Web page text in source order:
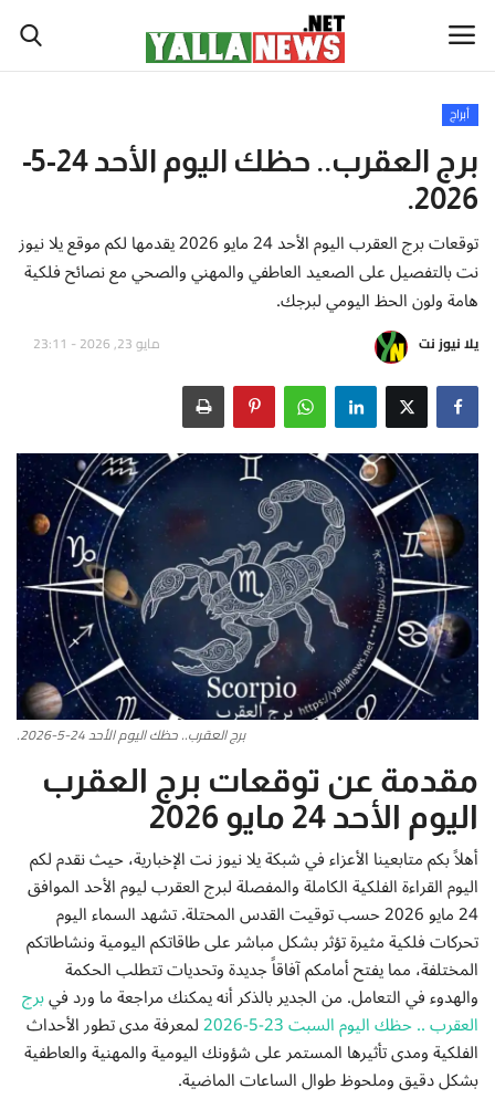
أخبار العالم
أخبار الوطن العربي
سياسة واقتصاد
رياضة
تكنولوجيا وعلوم
صحة ولياقة
أطباق من المطابخ العربية
سياحة وسفر
منوعات عامة
جاليري الفن التشكيلي
من نحن
سياسة الخصوصية
البنود والشروط
رئيس التحرير
إتصل بنا
أبراج
برج العقرب.. حظك اليوم الأحد 24-5-
2026.
توقعات برج العقرب اليوم الأحد 24 مايو 2026 يقدمها لكم موقع يلا نيوز
نت بالتفصيل على الصعيد العاطفي والمهني والصحي مع نصائح فلكية
هامة ولون الحظ اليومي لبرجك.
يلا نيوز نت مايو 23, 2026 - 23:11
برج العقرب.. حظك اليوم الأحد 24-5-2026.
مقدمة عن توقعات برج العقرب
اليوم الأحد 24 مايو 2026
أهلاً بكم متابعينا الأعزاء في شبكة يلا نيوز نت الإخبارية، حيث نقدم لكم
اليوم القراءة الفلكية الكاملة والمفصلة لبرج العقرب ليوم الأحد الموافق
24 مايو 2026 حسب توقيت القدس المحتلة. تشهد السماء اليوم
تحركات فلكية مثيرة تؤثر بشكل مباشر على طاقاتكم اليومية ونشاطاتكم
المختلفة، مما يفتح أمامكم آفاقاً جديدة وتحديات تتطلب الحكمة
والهدوء في التعامل. من الجدير بالذكر أنه يمكنك مراجعة ما ورد فيبرج
العقرب .. حظك اليوم السبت 23-5-2026 لمعرفة مدى تطور الأحداث
الفلكية ومدى تأثيرها المستمر على شؤونك اليومية والمهنية والعاطفية
بشكل دقيق وملحوظ طوال الساعات الماضية.